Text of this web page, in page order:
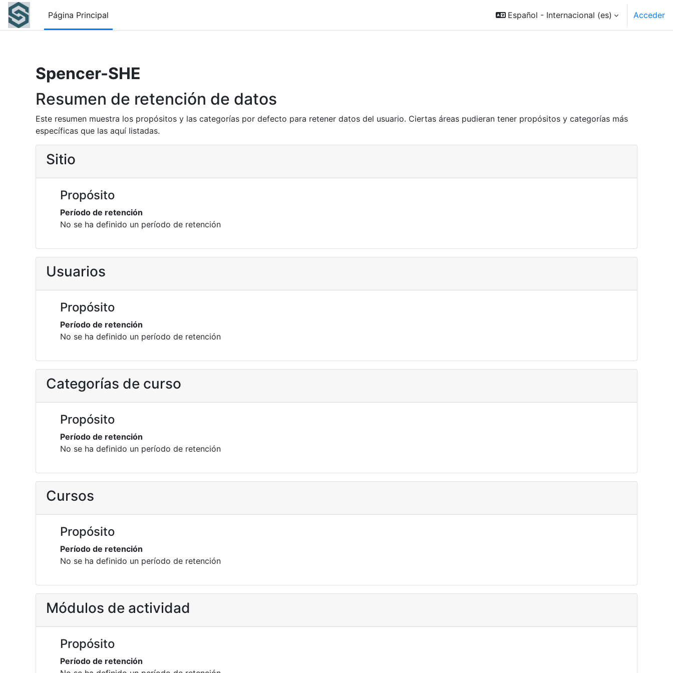
Salta al contenido principal
Página Principal
Español - Internacional ‎(es)‎ Acceder
Spencer-SHE
Resumen de retención de datos
Este resumen muestra los propósitos y las categorías por defecto para retener datos del usuario. Ciertas áreas pudieran tener propósitos y categorías más
específicas que las aquí listadas.
Sitio
Propósito
Período de retención
No se ha definido un período de retención
Usuarios
Propósito
Período de retención
No se ha definido un período de retención
Categorías de curso
Propósito
Período de retención
No se ha definido un período de retención
Cursos
Propósito
Período de retención
No se ha definido un período de retención
Módulos de actividad
Propósito
Período de retención